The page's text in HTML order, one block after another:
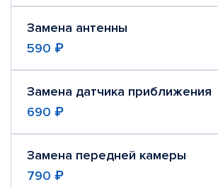
Замена антенны
590 ₽
Замена датчика приближения
690 ₽
Замена передней камеры
790 ₽